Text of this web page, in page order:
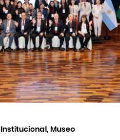
Institucional, Museo